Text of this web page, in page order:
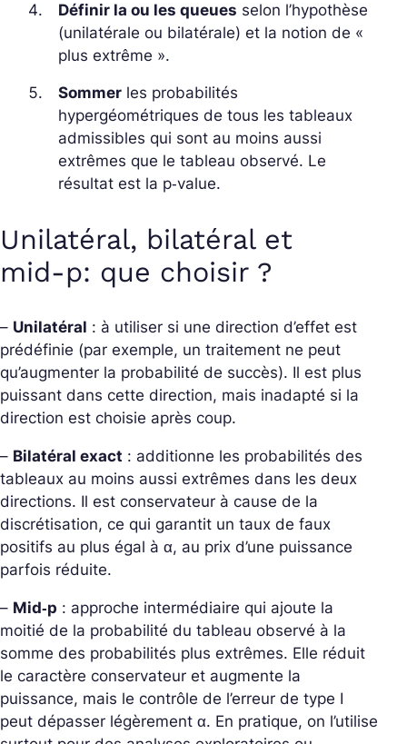
Définir la ou les queues selon l’hypothèse
(unilatérale ou bilatérale) et la notion de «
plus extrême ».
Sommer les probabilités
hypergéométriques de tous les tableaux
admissibles qui sont au moins aussi
extrêmes que le tableau observé. Le
résultat est la p‑value.
Unilatéral, bilatéral et
mid‑p: que choisir ?
– Unilatéral : à utiliser si une direction d’effet est
prédéfinie (par exemple, un traitement ne peut
qu’augmenter la probabilité de succès). Il est plus
puissant dans cette direction, mais inadapté si la
direction est choisie après coup.
– Bilatéral exact : additionne les probabilités des
tableaux au moins aussi extrêmes dans les deux
directions. Il est conservateur à cause de la
discrétisation, ce qui garantit un taux de faux
positifs au plus égal à α, au prix d’une puissance
parfois réduite.
– Mid‑p : approche intermédiaire qui ajoute la
moitié de la probabilité du tableau observé à la
somme des probabilités plus extrêmes. Elle réduit
le caractère conservateur et augmente la
puissance, mais le contrôle de l’erreur de type I
peut dépasser légèrement α. En pratique, on l’utilise